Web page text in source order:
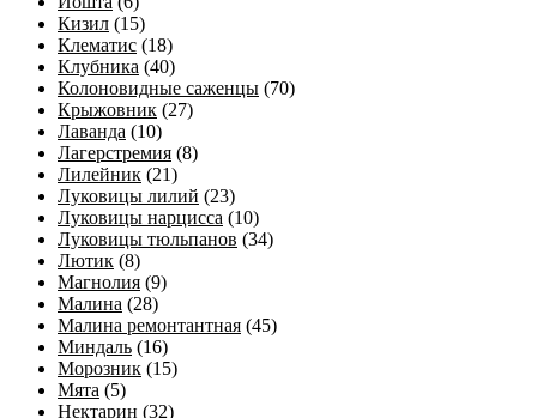
Кизил (15)
Клематис (18)
Клубника (40)
Колоновидные саженцы (70)
Крыжовник (27)
Лаванда (10)
Лагерстремия (8)
Лилейник (21)
Луковицы лилий (23)
Луковицы нарцисса (10)
Луковицы тюльпанов (34)
Лютик (8)
Магнолия (9)
Малина (28)
Малина ремонтантная (45)
Миндаль (16)
Морозник (15)
Мята (5)
Нектарин (32)